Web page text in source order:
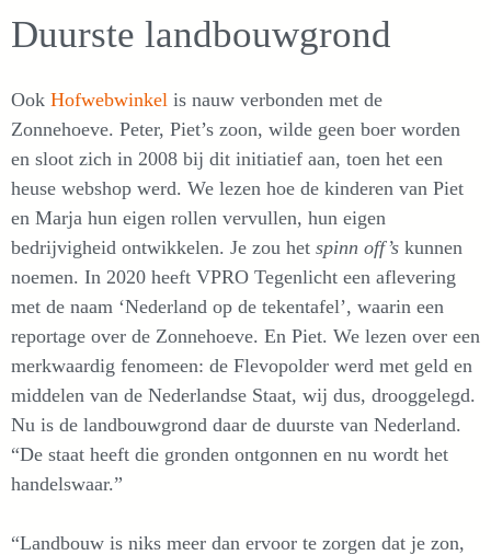
Duurste landbouwgrond
Ook Hofwebwinkel is nauw verbonden met de
Zonnehoeve. Peter, Piet’s zoon, wilde geen boer worden
en sloot zich in 2008 bij dit initiatief aan, toen het een
heuse webshop werd. We lezen hoe de kinderen van Piet
en Marja hun eigen rollen vervullen, hun eigen
bedrijvigheid ontwikkelen. Je zou het spinn off’s kunnen
noemen. In 2020 heeft VPRO Tegenlicht een aflevering
met de naam ‘Nederland op de tekentafel’, waarin een
reportage over de Zonnehoeve. En Piet. We lezen over een
merkwaardig fenomeen: de Flevopolder werd met geld en
middelen van de Nederlandse Staat, wij dus, drooggelegd.
Nu is de landbouwgrond daar de duurste van Nederland.
“De staat heeft die gronden ontgonnen en nu wordt het
handelswaar.”
“Landbouw is niks meer dan ervoor te zorgen dat je zon,